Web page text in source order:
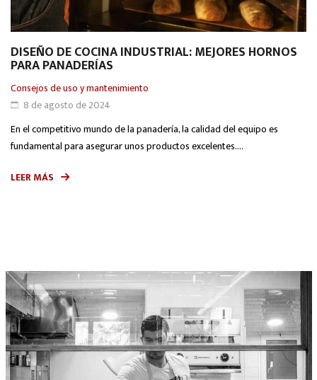
DISEÑO DE COCINA INDUSTRIAL: MEJORES HORNOS
PARA PANADERÍAS
Consejos de uso y mantenimiento
8 de agosto de 2024
En el competitivo mundo de la panadería, la calidad del equipo es
fundamental para asegurar unos productos excelentes....
LEER MÁS